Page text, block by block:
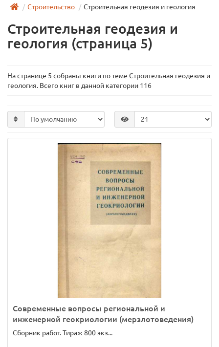
Строительство Строительная геодезия и геология
Строительная геодезия и
геология (страница 5)
На странице 5 собраны книги по теме Строительная геодезия и
геология. Всего книг в данной категории 116
Современные вопросы региональной и
инженерной геокриологии (мерзлотоведения)
Сборник работ. Тираж 800 экз...